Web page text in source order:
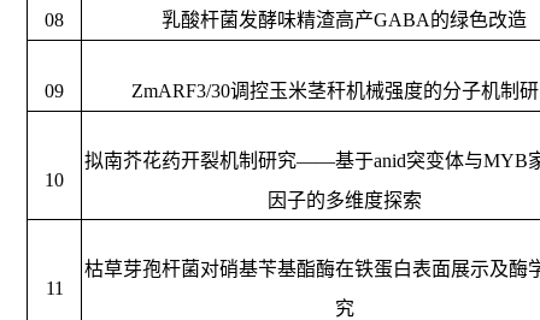
08 乳酸杆菌发酵味精渣高产GABA的绿色改造
09 ZmARF3/30调控玉米茎秆机械强度的分子机制
10
拟南芥花药开裂机制研究——基于anid突变体与MYB
因子的多维度探索
11
枯草芽孢杆菌对硝基苄基酯酶在铁蛋白表面展示及酶
究